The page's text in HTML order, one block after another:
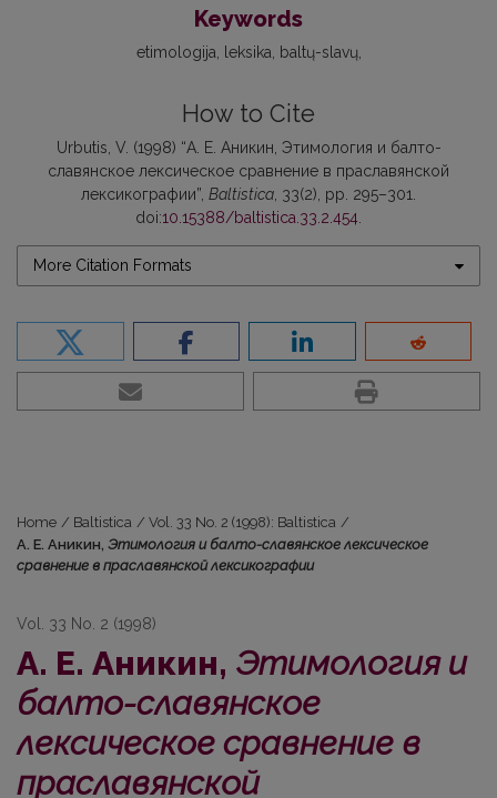
Keywords
etimologija leksika baltų-slavų
How to Cite
Urbutis, V. (1998) “А. Е. Аникин, Этимология и балто-
славянское лексическое сравнение в праславянской
лексикографии”, Baltistica, 33(2), pp. 295–301.
doi:10.15388/baltistica.33.2.454.
More Citation Formats
Home / Baltistica / Vol. 33 No. 2 (1998): Baltistica /
А. Е. Аникин, Этимология и балто-славянское лексическое
сравнение в праславянской лексикографии
Vol. 33 No. 2 (1998)
А. Е. Аникин, Этимология и
балто-славянское
лексическое сравнение в
праславянской